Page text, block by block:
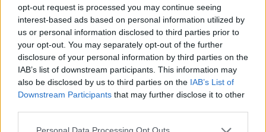
opt-out request is processed you may continue seeing
interest-based ads based on personal information utilized by
us or personal information disclosed to third parties prior to
your opt-out. You may separately opt-out of the further
disclosure of your personal information by third parties on the
IAB’s list of downstream participants. This information may
also be disclosed by us to third parties on the IAB’s List of
Downstream Participants that may further disclose it to other
Η δουλειά του είναι μαεστρική, καθώςπαρέχει τα
κατάλληλα αρμονικά και ενορχηστρωτικά κάδρα στις
αφηγήσεις, χωρίς να δημιουργεί αχρείαστους
περισπασμούς, αλλά και χωρίς να ξεπέφτει σε φτηνές
λύσεις. Όπως κι αν ιδωθεί η κίνηση του πατρός να